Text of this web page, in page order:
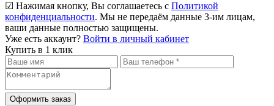
☑ Нажимая кнопку, Вы соглашаетесь с Политикой
конфиденциальности. Мы не передаём данные 3-им лицам,
ваши данные полностью защищены.
Уже есть аккаунт? Войти в личный кабинет
Купить в 1 клик
Оформить заказ